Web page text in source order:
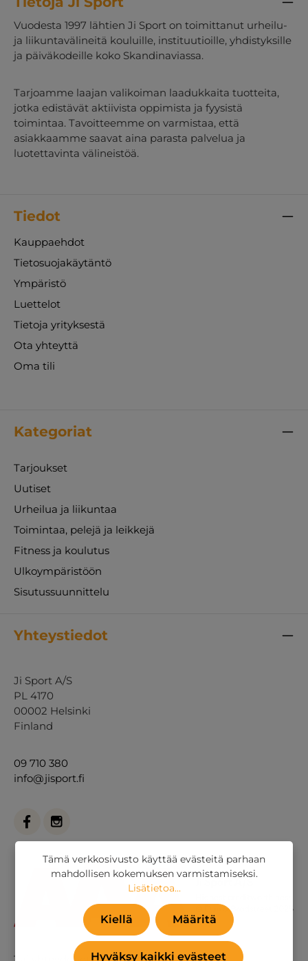
Vuodesta 1997 lähtien Ji Sport on toimittanut urheilu-
ja liikuntavälineitä kouluille, instituutioille, yhdistyksille
ja päiväkodeille koko Skandinaviassa.
Tarjoamme laajan valikoiman laadukkaita tuotteita,
jotka edistävät aktiivista oppimista ja fyysistä
toimintaa. Tavoitteemme on varmistaa, että
asiakkaamme saavat aina parasta palvelua ja
luotettavinta välineistöä.
Tiedot
Kauppaehdot
Tietosuojakäytäntö
Ympäristö
Luettelot
Tietoja yrityksestä
Ota yhteyttä
Oma tili
Kategoriat
Tarjoukset
Uutiset
Urheilua ja liikuntaa
Toimintaa, pelejä ja leikkejä
Fitness ja koulutus
Ulkoympäristöön
Sisutussuunnittelu
Yhteystiedot
Ji Sport A/S
PL 4170
00002 Helsinki
Finland
09 710 380
info@jisport.fi
Tämä verkkosivusto käyttää evästeitä parhaan
mahdollisen kokemuksen varmistamiseksi.
Lisätietoa...
Kiellä Määritä
Hyväksy kaikki evästeet